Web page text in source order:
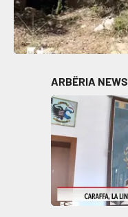
ARBËRIA NEWS